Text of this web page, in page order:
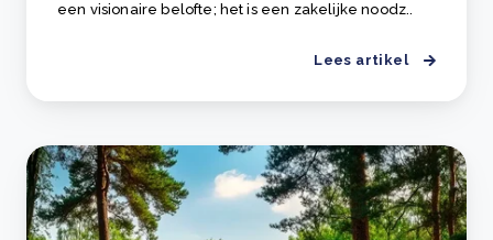
een visionaire belofte; het is een zakelijke noodz..
Lees artikel